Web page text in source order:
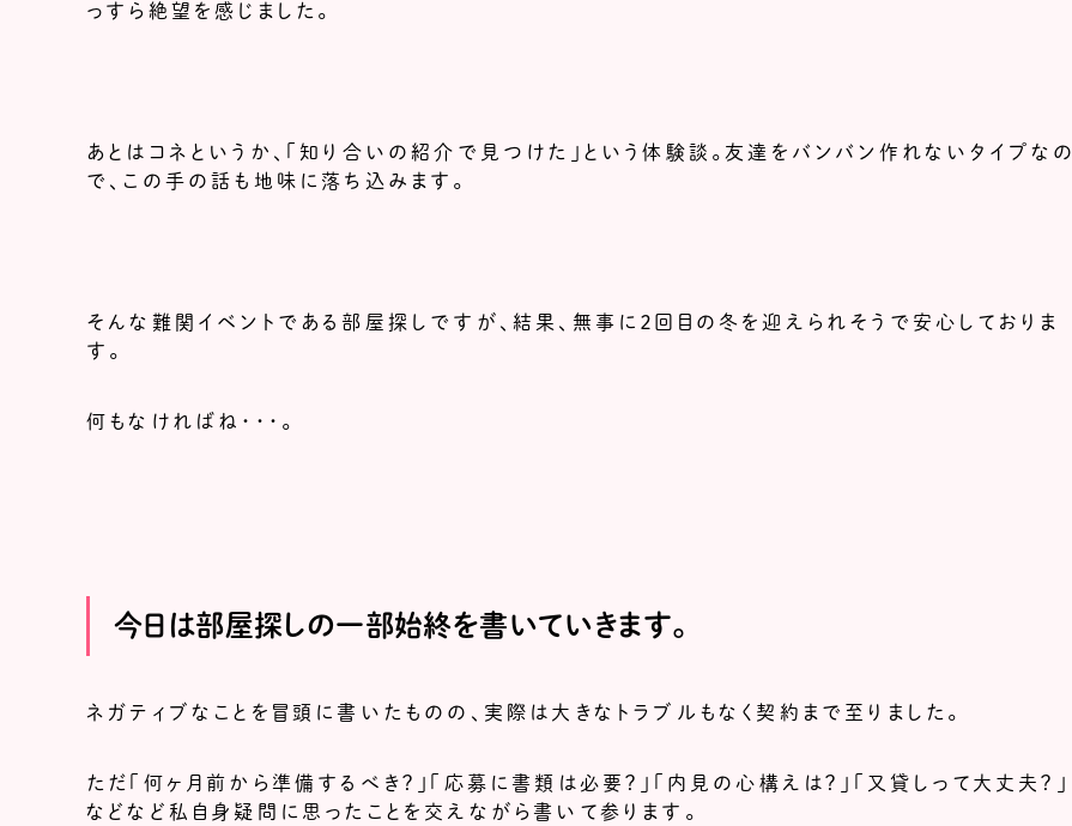
っすら絶望を感じました。
あとはコネというか、「知り合いの紹介で見つけた」という体験談。友達をバンバン作れないタイプなの
で、この手の話も地味に落ち込みます。
そんな難関イベントである部屋探しですが、結果、無事に２回目の冬を迎えられそうで安心しておりま
す。
何もなければね・・・。
今日は部屋探しの一部始終を書いていきます。
ネガティブなことを冒頭に書いたものの、実際は大きなトラブルもなく契約まで至りました。
ただ「何ヶ月前から準備するべき？」「応募に書類は必要？」「内見の心構えは？」「又貸しって大丈夫？」
などなど私自身疑問に思ったことを交えながら書いて参ります。